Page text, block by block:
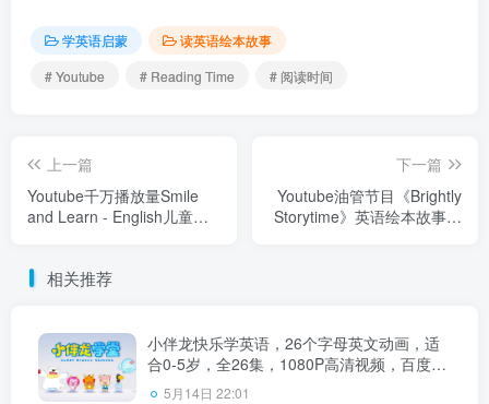
学英语启蒙
读英语绘本故事
# Youtube
# Reading Time # 阅读时间
上一篇
Youtube千万播放量Smile
and Learn - English儿童科
度云网盘下载
下一篇
Youtube油管节目《Brightly
Storytime》英语绘本故事时
相关推荐
小伴龙快乐学英语，26个字母英文动画，适
合0-5岁，全26集，1080P高清视频，百度云
网盘下载
5月14日 22:01